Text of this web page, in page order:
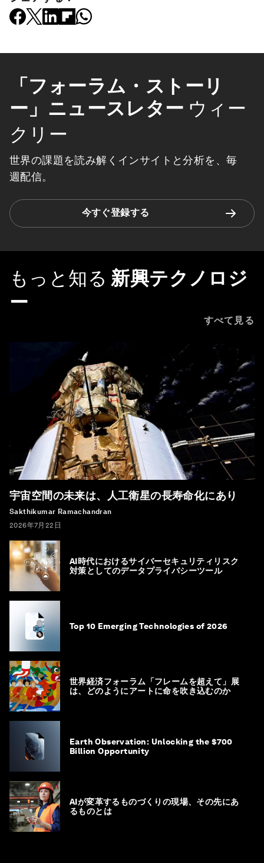
「フォーラム・ストーリ
ー」ニュースレター ウィー
クリー
世界の課題を読み解くインサイトと分析を、毎
週配信。
今すぐ登録する
もっと知る 新興テクノロジ
ー
すべて見る
宇宙空間の未来は、人工衛星の長寿命化にあり
Sakthikumar Ramachandran
2026年7月22日
AI時代におけるサイバーセキュリティリスク
対策としてのデータプライバシーツール
Top 10 Emerging Technologies of 2026
世界経済フォーラム「フレームを超えて」展
は、どのようにアートに命を吹き込むのか
Earth Observation: Unlocking the $700
Billion Opportunity
AIが変革するものづくりの現場、その先にあ
るものとは